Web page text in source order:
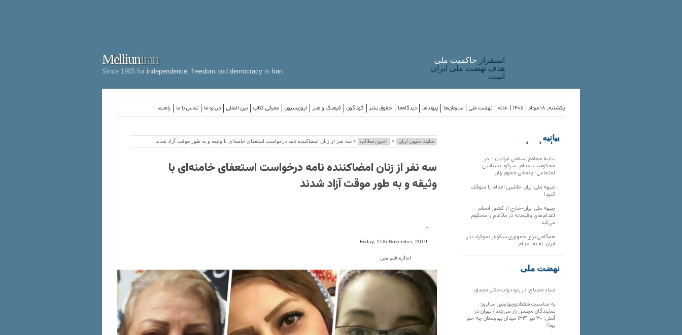
MelliunIran
Since 1905 for independence freedom and democracy in Iran
استقرار حاکميت ملی
هدف نهضت ملی ایران
است
راهنما تماس با ما درباره ما بین المللی معرفی کتاب اپوزیسیون فرهنگ و هنر گوناگون حقوق بشر دیدگاه‌ها پیوندها سازمان‌ها نهضت ملی خانه یکشنبه, ۱۸ مرداد , ۱۴۰۵ |
سایت ملیون ایران > آخرین مطالب > سه نفر از زنان امضاکننده نامه درخواست استعفای خامنه‌ای با وثیقه و به طور موقت آزاد شدند
سه نفر از زنان امضاکننده نامه درخواست استعفای خامنه‌ای با
وثیقه و به طور موقت آزاد شدند
-
Friday, 15th November, 2019
اندازه قلم متن
بیانیه
سازمان‌های
بیانیه مجامع اسلامی ایرانیان – در
محکومیت اعدام، سرکوب سیاسی–
اجتماعی، و نقض حقوق زنان
جبهه ملی ایران: ماشین اعدام را متوقف
کنید!
جبهه ملی ایران-خارج از کشور انجام
اعدام‌های وقیحانه در ملأِعام را محکوم
می‌کند
همگامی برای جمهوری سکولار دموکرات در
ایران: نه به اعدام
نهضت ملی
ضیاء مصباح: در باره دولت دکتر مصدق
به مناسبت هفتادوچهارمین سالروز:
نمایندگان مجلس زار می‌زدند/ تهران در
آتش؛ ۳۰ تیر ۱۳۳۱ میدان بهارستان چه خبر
بود؟